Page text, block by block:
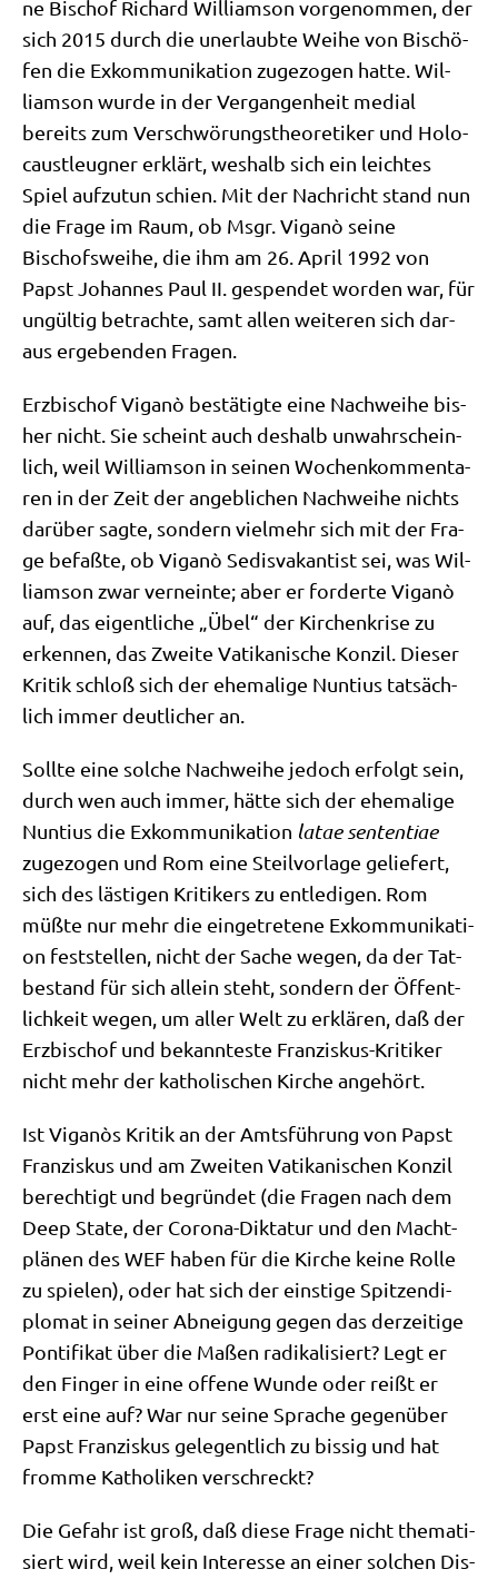
ne Bischof Richard Wil­liam­son vor­ge­nom­men, der
sich 2015 durch die uner­laub­te Wei­he von Bischö­
fen die Exkom­mu­ni­ka­ti­on zuge­zo­gen hat­te. Wil­
liam­son wur­de in der Ver­gan­gen­heit medi­al
bereits zum Ver­schwö­rungs­theo­re­ti­ker und Holo­
caust­leug­ner erklärt, wes­halb sich ein leich­tes
Spiel auf­zu­tun schien. Mit der Nach­richt stand nun
die Fra­ge im Raum, ob Msgr. Viganò sei­ne
Bischofs­wei­he, die ihm am 26. April 1992 von
Papst Johan­nes Paul II. gespen­det wor­den war, für
ungül­tig betrach­te, samt allen wei­te­ren sich dar­
aus erge­ben­den Fragen.
Erz­bi­schof Viganò bestä­tig­te eine Nach­wei­he bis­
her nicht. Sie scheint auch des­halb unwahr­schein­
lich, weil Wil­liam­son in sei­nen Wochen­kom­men­ta­
ren in der Zeit der angeb­li­chen Nach­wei­he nichts
dar­über sag­te, son­dern viel­mehr sich mit der Fra­
ge befaß­te, ob Viganò Sedis­va­kan­tist sei, was Wil­
liam­son zwar ver­nein­te; aber er for­der­te Viganò
auf, das eigent­li­che „Übel“ der Kir­chen­kri­se zu
erken­nen, das Zwei­te Vati­ka­ni­sche Kon­zil. Die­ser
Kri­tik schloß sich der ehe­ma­li­ge Nun­ti­us tat­säch­
lich immer deut­li­cher an.
Soll­te eine sol­che Nach­wei­he jedoch erfolgt sein,
durch wen auch immer, hät­te sich der ehe­ma­li­ge
Nun­ti­us die Exkom­mu­ni­ka­ti­on latae sen­ten­tiae
zuge­zo­gen und Rom eine Steil­vor­la­ge gelie­fert,
sich des lästi­gen Kri­ti­kers zu ent­le­di­gen. Rom
müß­te nur mehr die ein­ge­tre­te­ne Exkom­mu­ni­ka­ti­
on fest­stel­len, nicht der Sache wegen, da der Tat­
be­stand für sich allein steht, son­dern der Öffent­
lich­keit wegen, um aller Welt zu erklä­ren, daß der
Erz­bi­schof und bekann­te­ste Fran­zis­kus-Kri­ti­ker
nicht mehr der katho­li­schen Kir­che angehört.
Ist Viganòs Kri­tik an der Amts­füh­rung von Papst
Fran­zis­kus und am Zwei­ten Vati­ka­ni­schen Kon­zil
berech­tigt und begrün­det (die Fra­gen nach dem
Deep Sta­te, der Coro­na-Dik­ta­tur und den Macht­
plä­nen des WEF haben für die Kir­che kei­ne Rol­le
zu spie­len), oder hat sich der ein­sti­ge Spit­zen­di­
plo­mat in sei­ner Abnei­gung gegen das der­zei­ti­ge
Pon­ti­fi­kat über die Maßen radi­ka­li­siert? Legt er
den Fin­ger in eine offe­ne Wun­de oder reißt er
erst eine auf? War nur sei­ne Spra­che gegen­über
Papst Fran­zis­kus gele­gent­lich zu bis­sig und hat
from­me Katho­li­ken verschreckt?
Die Gefahr ist groß, daß die­se Fra­ge nicht the­ma­ti­
siert wird, weil kein Inter­es­se an einer sol­chen Dis­